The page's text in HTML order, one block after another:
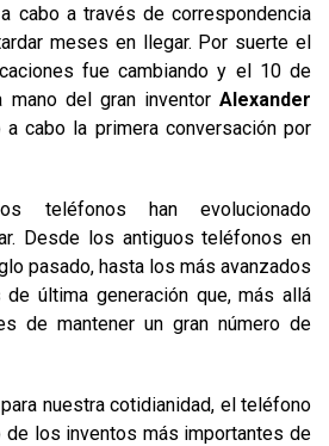
cabo a través de correspondencia
meses en llegar. Por suerte el
fue cambiando y el 10 de
del gran inventor Alexander
cabo la primera conversación por
teléfonos han evolucionado
Desde los antiguos teléfonos en
pasado, hasta los más avanzados
última generación que, más allá
de mantener un gran número de
nuestra cotidianidad, el teléfono
de los inventos más importantes de